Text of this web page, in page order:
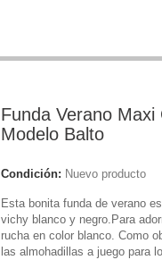
Funda Verano Maxi
Modelo Balto
Condición: Nuevo producto
Esta bonita funda de verano
vichy blanco y negro.Para
rucha en color blanco. Como
las almohadillas a juego para